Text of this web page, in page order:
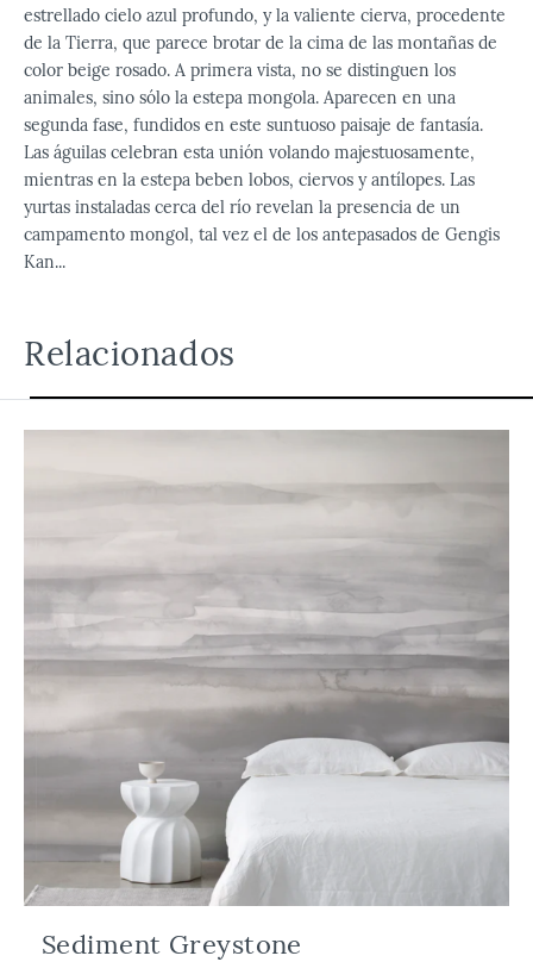
estrellado cielo azul profundo, y la valiente cierva, procedente
de la Tierra, que parece brotar de la cima de las montañas de
color beige rosado. A primera vista, no se distinguen los
animales, sino sólo la estepa mongola. Aparecen en una
segunda fase, fundidos en este suntuoso paisaje de fantasía.
Las águilas celebran esta unión volando majestuosamente,
mientras en la estepa beben lobos, ciervos y antílopes. Las
yurtas instaladas cerca del río revelan la presencia de un
campamento mongol, tal vez el de los antepasados de Gengis
Kan...
Relacionados
Sediment Greystone